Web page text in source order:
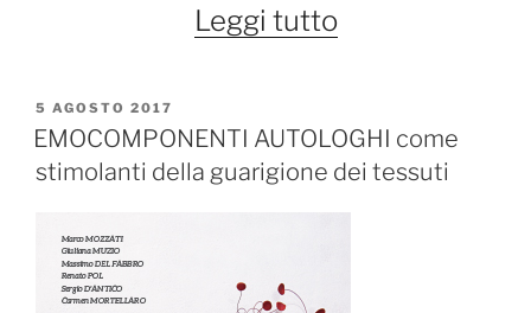
Leggi tutto““Clinical
Innovation
in
Regenerative
PUBBLICATO
IL
5 AGOSTO 2017
EMOCOMPONENTI AUTOLOGHI come
stimolanti della guarigione dei tessuti